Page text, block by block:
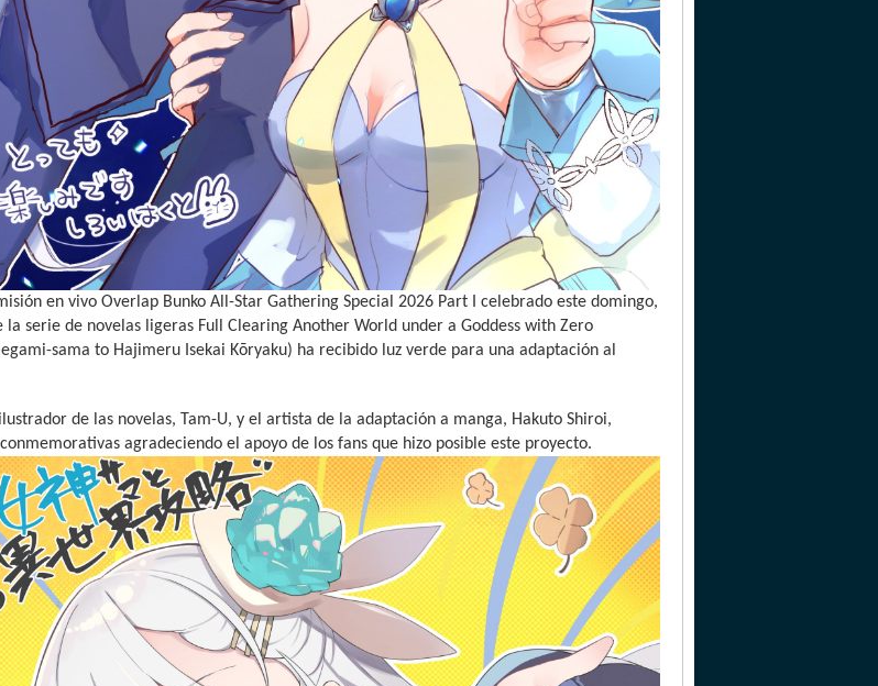
en vivo Overlap Bunko All-Star Gathering Special 2026 Part I celebrado este domingo,
serie de novelas ligeras Full Clearing Another World under a Goddess with Zero
sama to Hajimeru Isekai Kōryaku) ha recibido luz verde para una adaptación al
de las novelas, Tam-U, y el artista de la adaptación a manga, Hakuto Shiroi,
agradeciendo el apoyo de los fans que hizo posible este proyecto.